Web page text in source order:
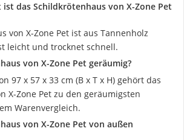
das Schildkrötenhaus von X-Zone Pet
von X-Zone Pet ist aus Tannenholz
leicht und trocknet schnell.
von X-Zone Pet geräumig?
97 x 57 x 33 cm (B x T x H) gehört das
X-Zone Pet zu den geräumigsten
Warenvergleich.
von X-Zone Pet von außen